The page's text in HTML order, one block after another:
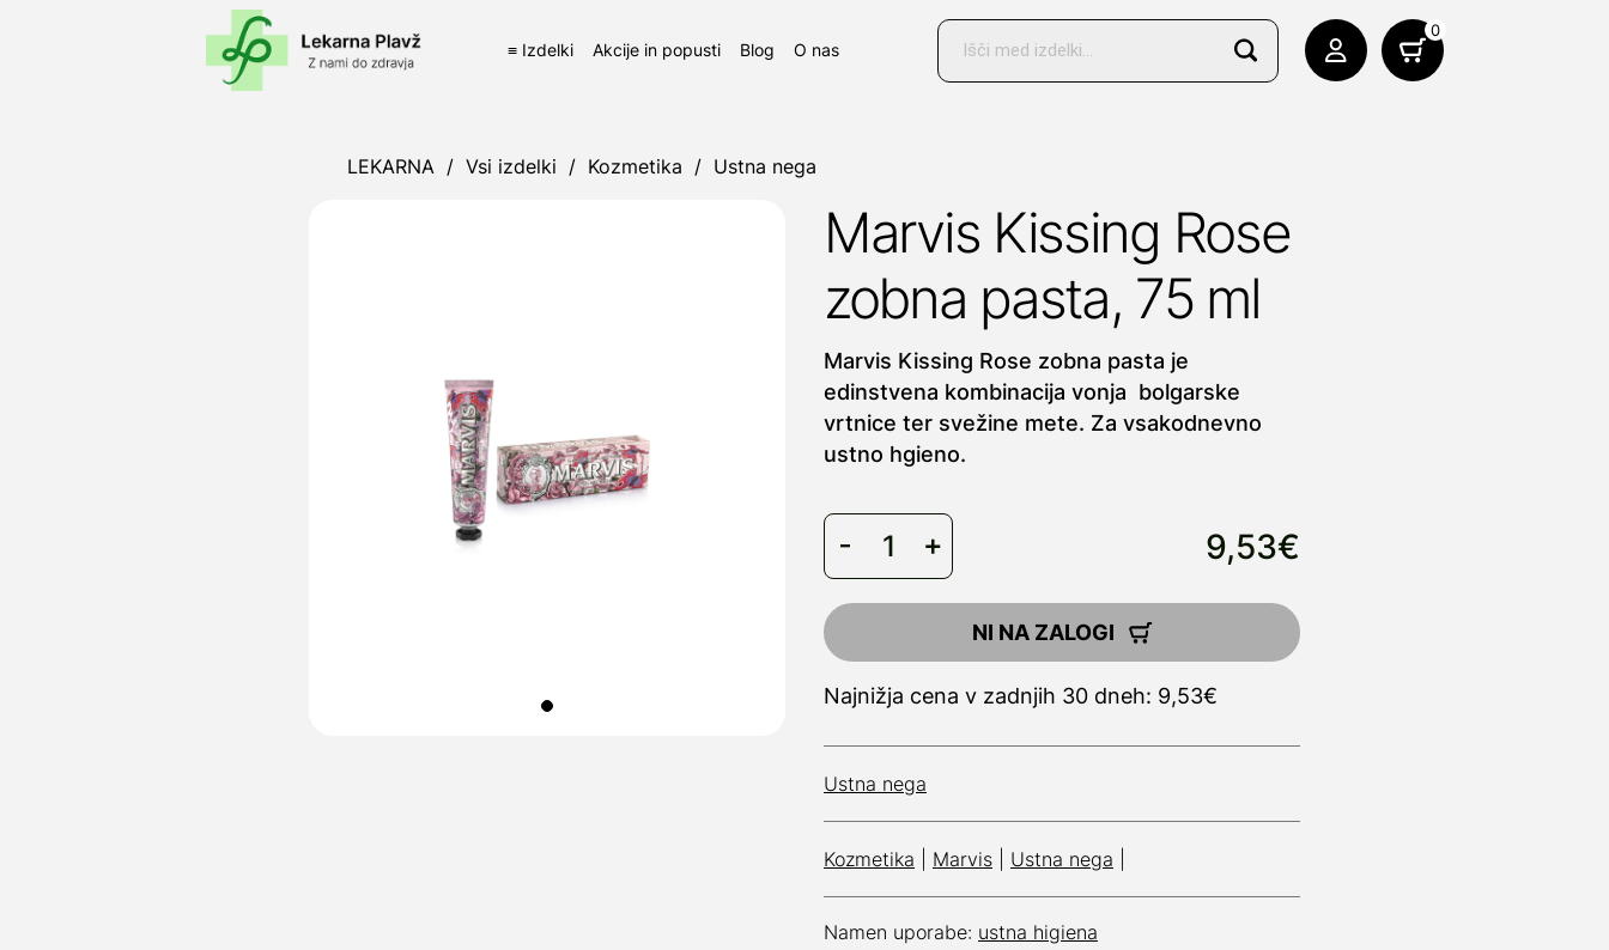
≡ Izdelki Akcije in popusti Blog O nas
Products
search
0
LEKARNA / Vsi izdelki / Kozmetika / Ustna nega
Marvis Kissing Rose
zobna pasta, 75 ml
Marvis Kissing Rose zobna pasta je
edinstvena kombinacija vonja bolgarske
vrtnice ter svežine mete. Za vsakodnevno
ustno hgieno.
9,53€
NI NA ZALOGI
Najnižja cena v zadnjih 30 dneh: 9,53€
Ustna nega
Kozmetika Marvis Ustna nega
Namen uporabe: ustna higiena